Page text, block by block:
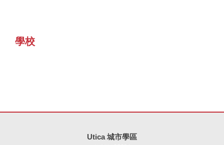
學校
Utica 城市學區